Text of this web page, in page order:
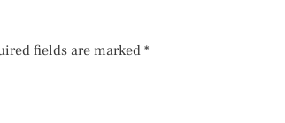
fields are marked*